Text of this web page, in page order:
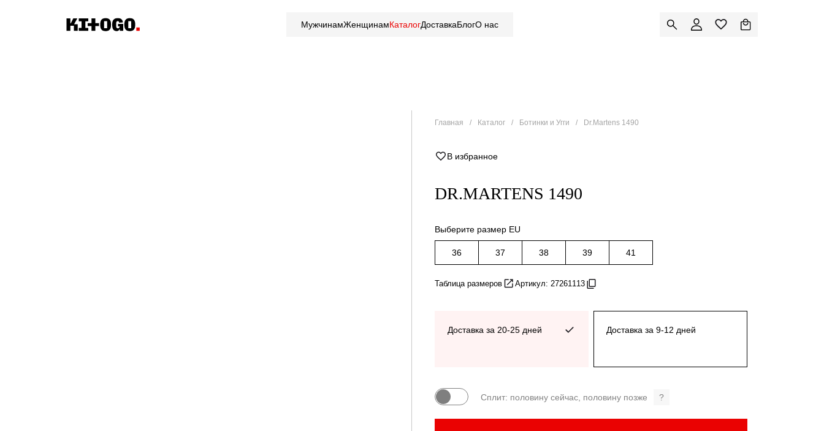
МужчинамЖенщинамКаталогДоставкаБлогО нас
Главная Каталог Ботинки и Угги Dr.Martens 1490
DR.MARTENS 1490
В избранное
Выберите размер EU
36 37 38 39 41
Таблица размеров Артикул: 27261113
Доставка за 20-25 дней Доставка за 9-12 дней
Сплит: половину сейчас, половину позже ?